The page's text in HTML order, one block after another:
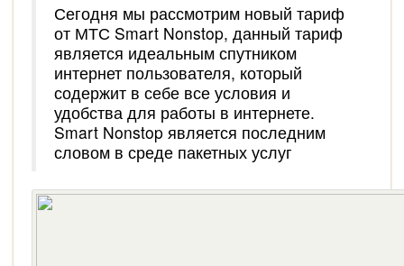
Сегодня мы рассмотрим новый тариф
от МТС Smart Nonstop, данный тариф
является идеальным спутником
интернет пользователя, который
содержит в себе все условия и
удобства для работы в интернете.
Smart Nonstop является последним
словом в среде пакетных услуг